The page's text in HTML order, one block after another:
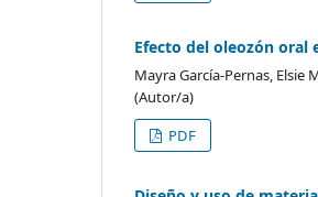
Efecto del oleozón
Mayra García-Pernas, Elsie
(Autor/a)
PDF